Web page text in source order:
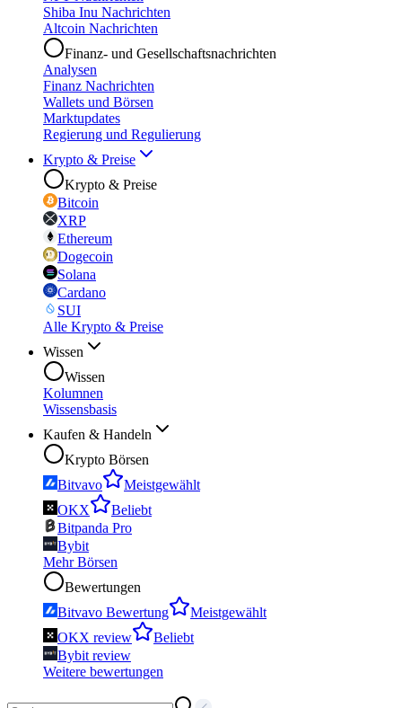
Shiba Inu Nachrichten
Altcoin Nachrichten
Finanz- und Gesellschaftsnachrichten
Analysen
Finanz Nachrichten
Wallets und Börsen
Marktupdates
Regierung und Regulierung
Krypto & Preise
Krypto & Preise
Bitcoin
XRP
Ethereum
Dogecoin
Solana
Cardano
SUI
Alle Krypto & Preise
Wissen
Wissen
Kolumnen
Wissensbasis
Kaufen & Handeln
Krypto Börsen
Bitvavo
Meistgewählt
OKX
Beliebt
Bitpanda Pro
Bybit
Mehr Börsen
Bewertungen
Bitvavo Bewertung
Meistgewählt
OKX review
Beliebt
Bybit review
Weitere bewertungen